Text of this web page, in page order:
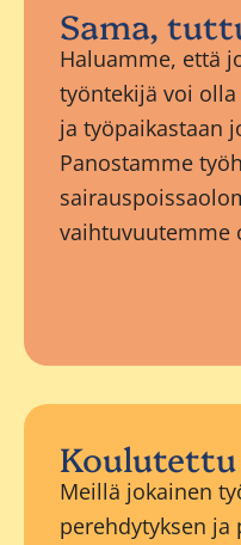
Sama,
Haluamme, että
työntekijä voi
ja työpaikastaan
Panostamme
vaihtuvuutemme
Meillä jokainen
perehdytyksen ja